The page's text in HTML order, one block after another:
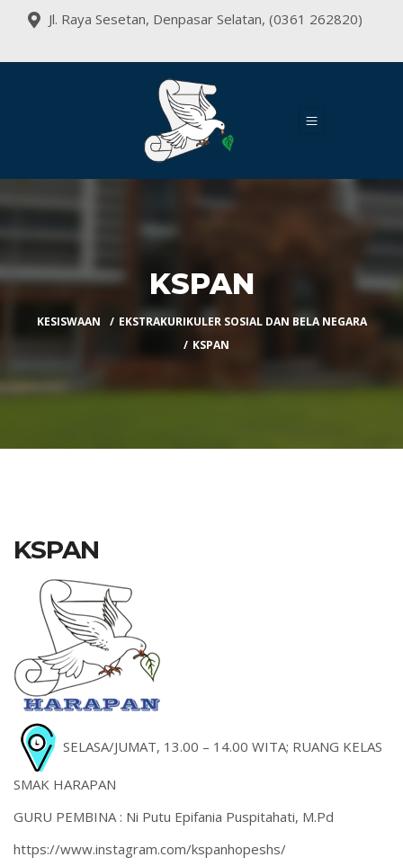
Jl. Raya Sesetan, Denpasar Selatan, (0361 262820)
KSPAN
KESISWAAN
EKSTRAKURIKULER SOSIAL DAN BELA NEGARA
KSPAN
KSPAN
SELASA/JUMAT, 13.00 – 14.00 WITA; RUANG KELAS
SMAK HARAPAN
GURU PEMBINA : Ni Putu Epifania Puspitahati, M.Pd
https://www.instagram.com/kspanhopeshs/